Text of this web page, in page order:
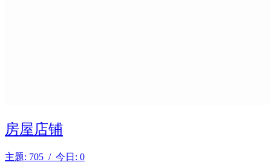
房屋店铺
主题: 705 / 今日: 0